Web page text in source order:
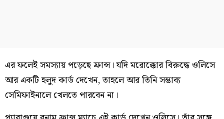
এর ফলেই সমস্যায় পড়েছে ফ্রান্স। যদি মরোক্কোর বিরুদ্ধে ওলিসে
আর একটি হলুদ কার্ড দেখেন, তাহলে আর তিনি সম্ভাব্য
সেমিফাইনালে খেলতে পারবেন না।